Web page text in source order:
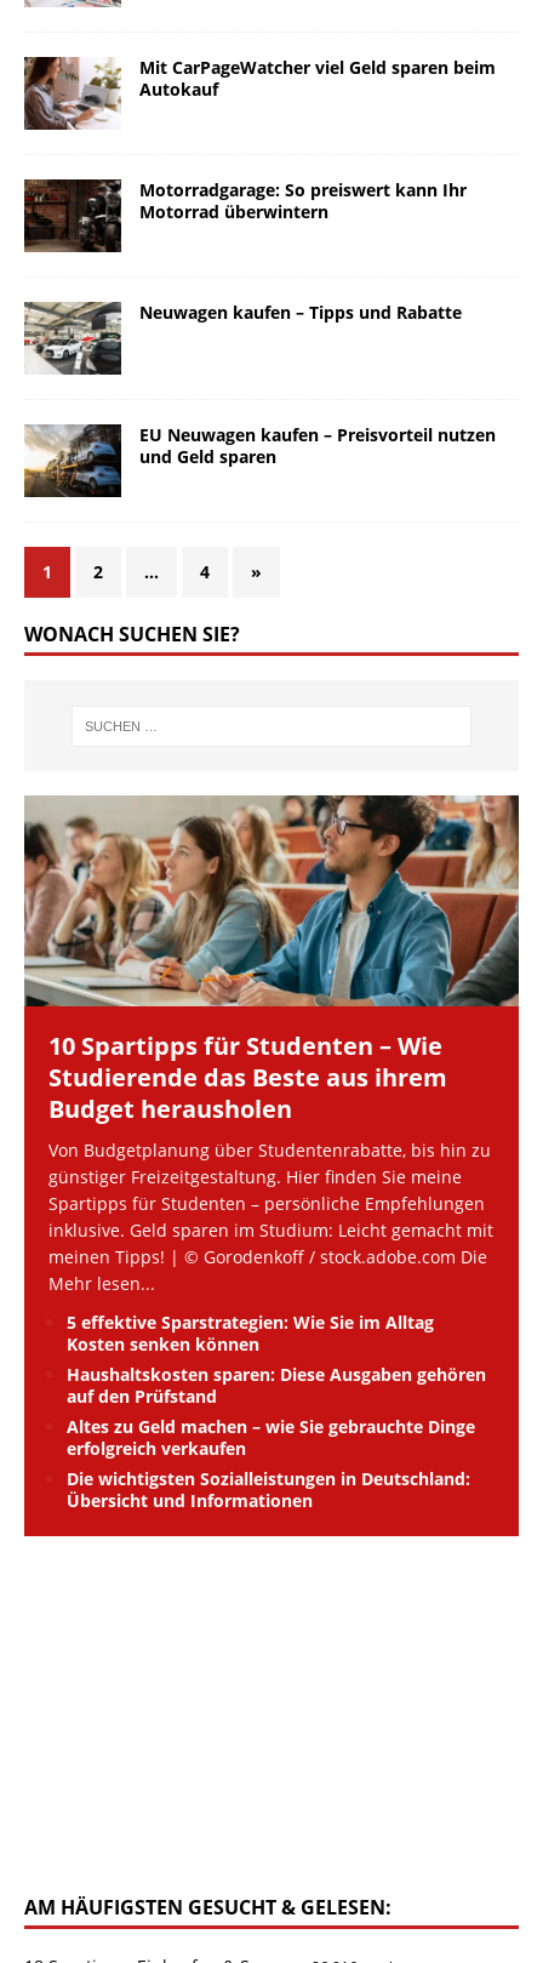
Mit CarPageWatcher viel Geld sparen beim
Autokauf
Motorradgarage: So preiswert kann Ihr
Motorrad überwintern
Neuwagen kaufen – Tipps und Rabatte
EU Neuwagen kaufen – Preisvorteil nutzen
und Geld sparen
1 2 … 4 »
WONACH SUCHEN SIE?
10 Spartipps für Studenten – Wie
Studierende das Beste aus ihrem
Budget herausholen
Von Budgetplanung über Studentenrabatte, bis hin zu
günstiger Freizeitgestaltung. Hier finden Sie meine
Spartipps für Studenten – persönliche Empfehlungen
inklusive. Geld sparen im Studium: Leicht gemacht mit
meinen Tipps! | © Gorodenkoff / stock.adobe.com Die
Mehr lesen...
5 effektive Sparstrategien: Wie Sie im Alltag
Kosten senken können
Haushaltskosten sparen: Diese Ausgaben gehören
auf den Prüfstand
Altes zu Geld machen – wie Sie gebrauchte Dinge
erfolgreich verkaufen
Die wichtigsten Sozialleistungen in Deutschland:
Übersicht und Informationen
AM HÄUFIGSTEN GESUCHT & GELESEN: